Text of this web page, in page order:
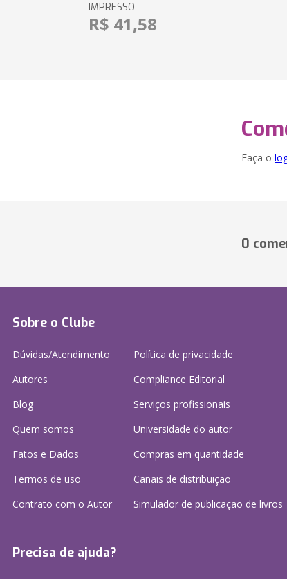
IMPRESSO
R$ 41,58
Faça o
0
Sobre o Clube
Dúvidas/Atendimento
Autores
Blog
Quem somos
Fatos e Dados
Termos de uso
Contrato com o Autor
Política de privacidade
Compliance Editorial
Serviços profissionais
Universidade do autor
Compras em quantidade
Canais de distribuição
Simulador de publicação de livros
Precisa de ajuda?